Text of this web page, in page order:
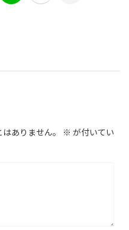
ありません。 ※ が付いてい